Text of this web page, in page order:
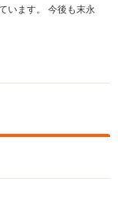
います。 今後も末永